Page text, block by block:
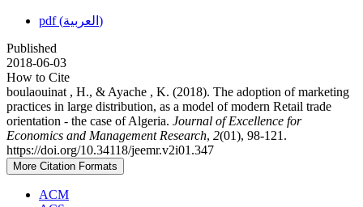
pdf (العربية)
Published
2018-06-03
How to Cite
boulaouinat , H., & Ayache , K. (2018). The adoption of marketing
practices in large distribution, as a model of modern Retail trade
orientation - the case of Algeria. Journal of Excellence for
Economics and Management Research, 2(01), 98-121.
https://doi.org/10.34118/jeemr.v2i01.347
More Citation Formats
ACM